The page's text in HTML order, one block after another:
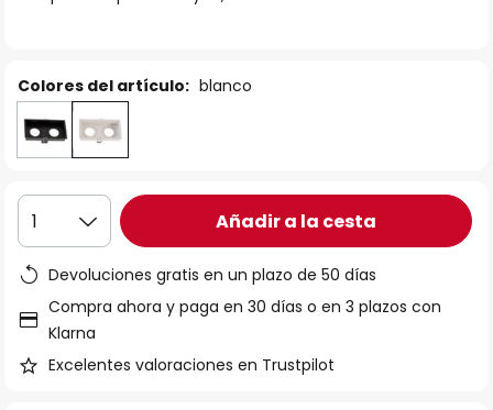
Colores del artículo: blanco
1 Añadir a la cesta
Devoluciones gratis en un plazo de 50 días
Compra ahora y paga en 30 días o en 3 plazos con
Klarna
Excelentes valoraciones en Trustpilot